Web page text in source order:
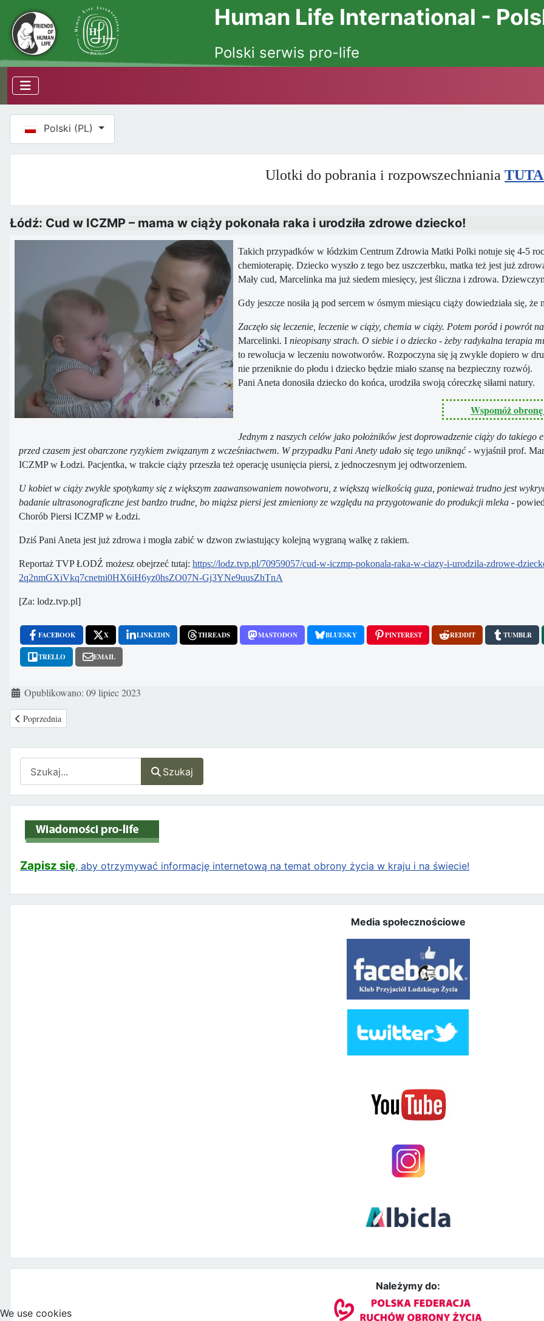
Human Life International -
Polski serwis pro-life
Szukaj
Zapisz się, aby otrzymywać informację internetową na temat obrony życia w kraju i na świecie!
Media społecznościowe
Należymy do:
Wybierz swój język
Polski (PL)
Ulotki do pobrania i rozpowszechniania
Łódź: Cud w ICZMP – mama w ciąży pokonała raka i urodziła zdrowe dziecko!
Takich przypadków w łódzkim Centrum Zdrowia Matki Polki notuje się 4-5
chemioterapię. Dziecko wyszło z tego bez uszczerbku, matka też jest już
Mały cud, Marcelinka ma już siedem miesięcy, jest śliczna i zdrowa.
Gdy jeszcze nosiła ją pod sercem w ósmym miesiącu ciąży dowiedziała się,
Zaczęło się leczenie, leczenie w ciąży, chemia w ciąży. Potem poród i powrót
Marcelinki. I nieopisany strach. O siebie i o dziecko - żeby radykalna terapia
to rewolucja w leczeniu nowotworów. Rozpoczyna się ją zwykle dopiero w
nie przeniknie do płodu i dziecko będzie miało szansę na bezpieczny rozwój.
Pani Aneta donosiła dziecko do końca, urodziła swoją córeczkę siłami natury.
Wspomóż
Jednym z naszych celów jako położników jest doprowadzenie ciąży do
przed czasem jest obarczone ryzykiem związanym z wcześniactwem. W przypadku Pani Anety udało się tego uniknąć- wyjaśnił prof.
ICZMP w Łodzi. Pacjentka, w trakcie ciąży przeszła też operację usunięcia piersi, z jednoczesnym jej odtworzeniem.
U kobiet w ciąży zwykle spotykamy się z większym zaawansowaniem nowotworu, z większą wielkością guza, ponieważ trudno jest
badanie ultrasonograficzne jest bardzo trudne, bo miąższ piersi jest zmieniony ze względu na przygotowanie do produkcji mleka -
Chorób Piersi ICZMP w Łodzi.
Dziś Pani Aneta jest już zdrowa i mogła zabić w dzwon zwiastujący kolejną wygraną walkę z rakiem.
Reportaż TVP ŁODŹ możesz obejrzeć tutaj: https://lodz.tvp.pl/70959057/cud-w-iczmp-pokonala-raka-w-ciazy-i-urodzila-zdrowe-
2q2nmGXiVkq7cnetni0HX6iH6yz0hsZO07N-Gj3YNe9uusZhTnA
[Za: lodz.tvp.pl]
FACEBOOK X LINKEDIN THREADS MASTODON BLUESKY PINTEREST REDDIT TUMBLR
TRELLO EMAIL
Szczegóły
Opublikowano: 09 lipiec 2023
Poprzednia strona: USA naciska na władze Ukrainy, aby zalegalizowały małżeństwa jednopłciowe
Poprzednia
We use cookies